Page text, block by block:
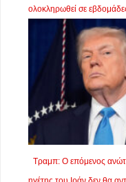
ολοκληρωθεί σε
Τραμπ: Ο επόμενος